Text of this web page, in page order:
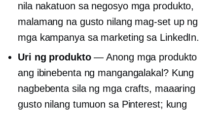
nila nakatuon sa negosyomga produkto,
malamang na gusto nilang mag-set up ng
mga kampanya sa marketing sa LinkedIn.
Uri ng produkto— Anong mga produkto
ang ibinebenta ng mangangalakal? Kung
nagbebenta sila ng mga crafts, maaaring
gusto nilang tumuon sa Pinterest; kung